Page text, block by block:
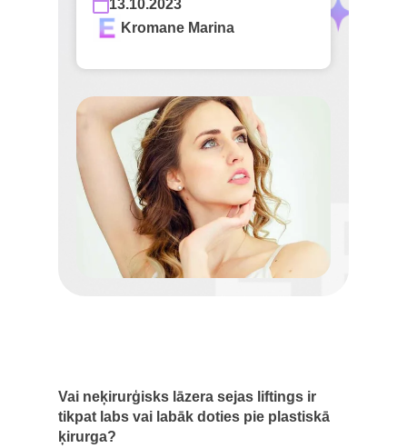
Kromane Marina
13.10.2023
Vai neķirurģisks lāzera sejas liftings ir
tikpat labs vai labāk doties pie plastiskā
ķirurga?